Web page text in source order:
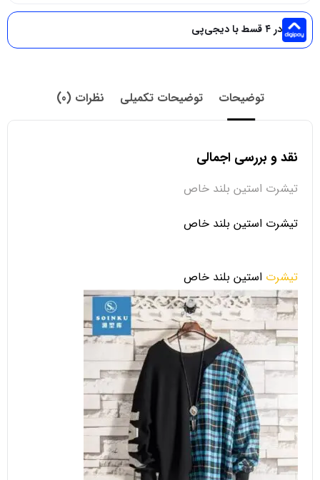
در ۴ قسط با دیجی‌پی
توضیحات توضیحات تکمیلی نظرات (0)
نقد و بررسی اجمالی
تیشرت استین بلند خاص
تیشرت استین بلند خاص
تیشرت استین بلند خاص